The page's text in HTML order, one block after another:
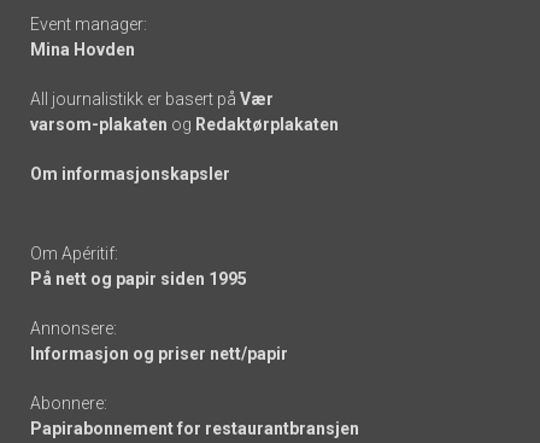
Event manager:
Mina Hovden
All journalistikk er basert på Vær
varsom-plakaten og Redaktørplakaten
Om informasjonskapsler
Om Apéritif:
På nett og papir siden 1995
Annonsere:
Informasjon og priser nett/papir
Abonnere:
Papirabonnement for restaurantbransjen